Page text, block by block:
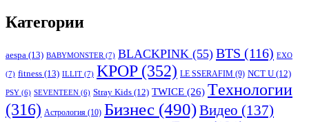
Категории
aespa (13) BABYMONSTER (7) BLACKPINK (55) BTS (116) EXO
(7) fitness (13) ILLIT (7) KPOP(352) LE SSERAFIM (9) NCT U (12)
PSY (6) SEVENTEEN (6) Stray Kids (12) TWICE (26) Tехнологии
(316) Астрология (10) Бизнес (490)Видео (137)